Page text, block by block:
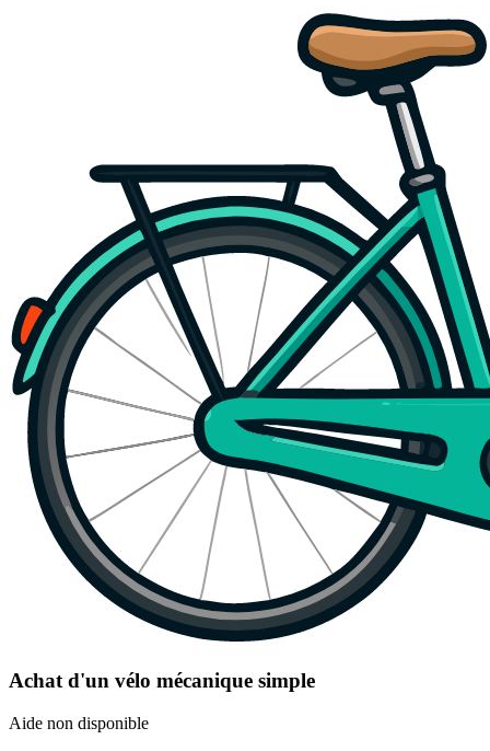
Achat d'un vélo mécanique simple
Aide non disponible